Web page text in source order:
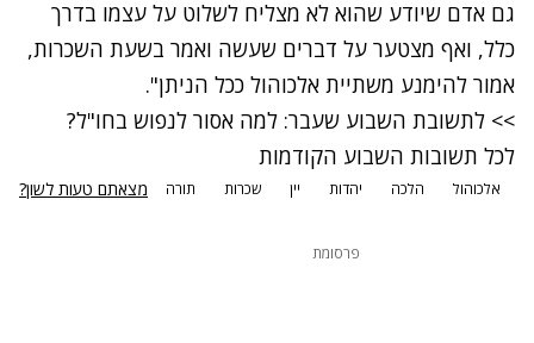
גם אדם שיודע שהוא לא מצליח לשלוט על עצמו בדרך
כלל, ואף מצטער על דברים שעשה ואמר בשעת השכרות,
אמור להימנע משתיית אלכוהול ככל הניתן".
>> לתשובת השבוע שעבר: למה אסור לנפוש בחו"ל?
לכל תשובות השבוע הקודמות
אלכוהול הלכה יהדות יין שכרות תורה מצאתם טעות לשון?
פרסומת